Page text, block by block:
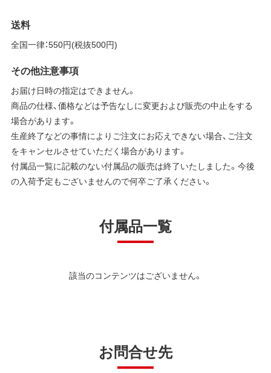
送料
全国一律：550円(税抜500円)
その他注意事項
お届け日時の指定はできません。
商品の仕様、価格などは予告なしに変更および販売の中止をする
場合があります。
生産終了などの事情によりご注文にお応えできない場合、ご注文
をキャンセルさせていただく場合があります。
付属品一覧に記載のない付属品の販売は終了いたしました。今後
の入荷予定もございませんので何卒ご了承ください。
付属品一覧
該当のコンテンツはございません。
お問合せ先